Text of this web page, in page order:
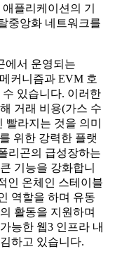
플리케이션의 기
중앙화 네트워크를
에서 운영되는
커니즘과 EVM 호
있습니다. 이러한
거래 비용(가스 수
라지는 것을 의미
위한 강력한 플랫
리곤의 급성장하는
기능을 강화합니
인 온체인 스테이블
역할을 하며 유동
활동을 지원하며
능한 웹3 인프라 내
하고 있습니다.